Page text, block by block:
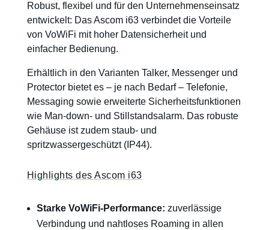
Robust, flexibel und für den Unternehmenseinsatz
entwickelt: Das Ascom i63 verbindet die Vorteile
von VoWiFi mit hoher Datensicherheit und
einfacher Bedienung.
Erhältlich in den Varianten Talker, Messenger und
Protector bietet es – je nach Bedarf – Telefonie,
Messaging sowie erweiterte Sicherheitsfunktionen
wie Man-down- und Stillstandsalarm. Das robuste
Gehäuse ist zudem staub- und
spritzwassergeschützt (IP44).
Highlights des Ascom i63
Starke VoWiFi-Performance: zuverlässige
Verbindung und nahtloses Roaming in allen